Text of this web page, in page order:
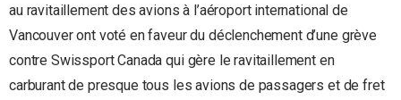
au ravitaillement des avions à l’aéroport international de
Vancouver ont voté en faveur du déclenchement d’une grève
contre Swissport Canada qui gère le ravitaillement en
carburant de presque tous les avions de passagers et de fret